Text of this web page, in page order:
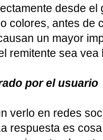
desde
colores, antes de
un mayor
remitente sea
por el usuario
verlo en redes
respuesta es